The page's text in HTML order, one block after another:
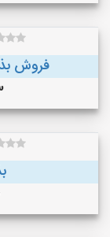
فروش بذر ذرت